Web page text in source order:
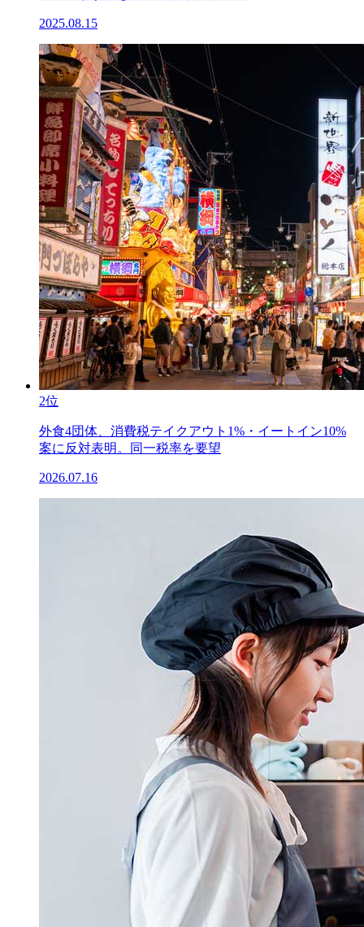
2025.08.15
2位
外食4団体、消費税テイクアウト1%・イートイン10%
案に反対表明。同一税率を要望
2026.07.16